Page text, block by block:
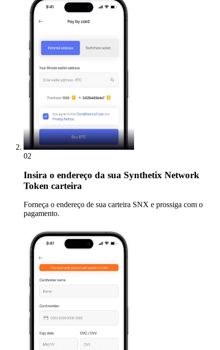
02
Insira o endereço da sua Synthetix Network
Token carteira
Forneça o endereço de sua carteira SNX e prossiga com o
pagamento.